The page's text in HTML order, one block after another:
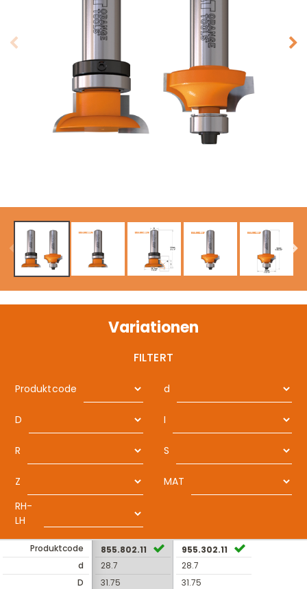
Variationen
FILTERT
Produktcode d
D I
R S
Z
MAT
RH-
LH
Produktcode
d
D
855.802.11
28.7
31.75
955.302.11
28.7
31.75